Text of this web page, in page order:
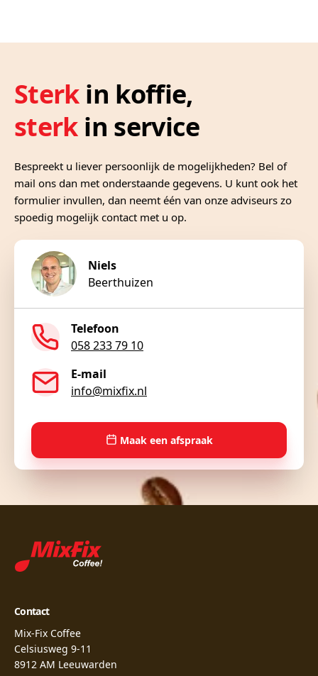
Sterkin koffie,
sterkin service
Bespreekt u liever persoonlijk de mogelijkheden? Bel of
mail ons dan met onderstaande gegevens. U kunt ook het
formulier invullen, dan neemt één van onze adviseurs zo
spoedig mogelijk contact met u op.
Niels
Beerthuizen
Telefoon
058 233 79 10
E-mail
info@mixfix.nl
Maak een afspraak
Contact
Mix-Fix Coffee
Celsiusweg 9-11
8912 AM Leeuwarden